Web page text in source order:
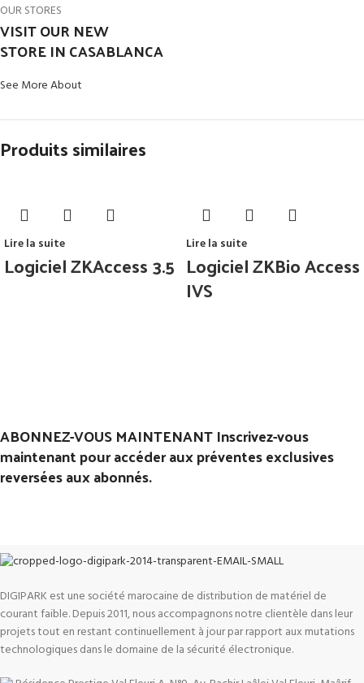
OUR STORES
VISIT OUR NEW
STORE IN CASABLANCA
See More About
Produits similaires
Lire la suite
Logiciel ZKAccess 3.5
Lire la suite
Logiciel ZKBio Access
IVS
ABONNEZ-VOUS MAINTENANT Inscrivez-vous
maintenant pour accéder aux préventes exclusives
reversées aux abonnés.
DIGIPARK est une société marocaine de distribution de matériel de
courant faible. Depuis 2011, nous accompagnons notre clientèle dans leur
projets tout en restant continuellement à jour par rapport aux mutations
technologiques dans le domaine de la sécurité électronique.